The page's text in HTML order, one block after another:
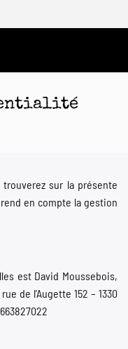
sur la présente
en compte la gestion
est David Moussebois,
de l’Augette 152 – 1330